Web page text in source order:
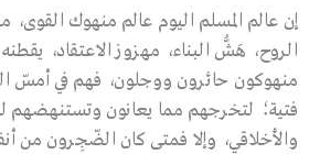
إن عالم المسلم اليوم عالم منهوك القوى،
الروح، هَشُّ البناء، مهزوز الاعتقاد،
منهوكون حائرون ووجلون، فهم في أمسّ
فتية؛ لتخرجهم مما يعانون وتستنهضهم
والأخلاقي، وإلا فمتى كان الضّجِرون من